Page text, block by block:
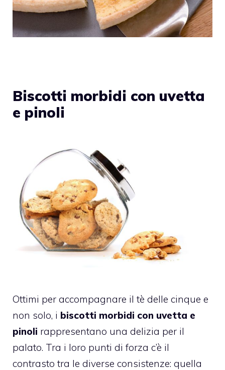
Biscotti morbidi con uvetta
e pinoli
Ottimi per accompagnare il tè delle cinque e
non solo, i biscotti morbidi con uvetta e
pinoli rappresentano una delizia per il
palato. Tra i loro punti di forza c’è il
contrasto tra le diverse consistenze: quella